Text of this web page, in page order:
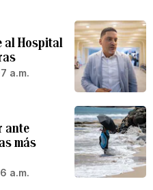
al Hospital
a.m.
ante
más
a.m.